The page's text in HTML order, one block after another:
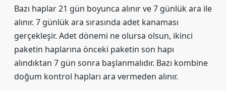
Bazı haplar 21 gün boyunca alınır ve 7 günlük ara ile
alınır. 7 günlük ara sırasında adet kanaması
gerçekleşir. Adet dönemi ne olursa olsun, ikinci
paketin haplarına önceki paketin son hapı
alındıktan 7 gün sonra başlanmalıdır. Bazı kombine
doğum kontrol hapları ara vermeden alınır.